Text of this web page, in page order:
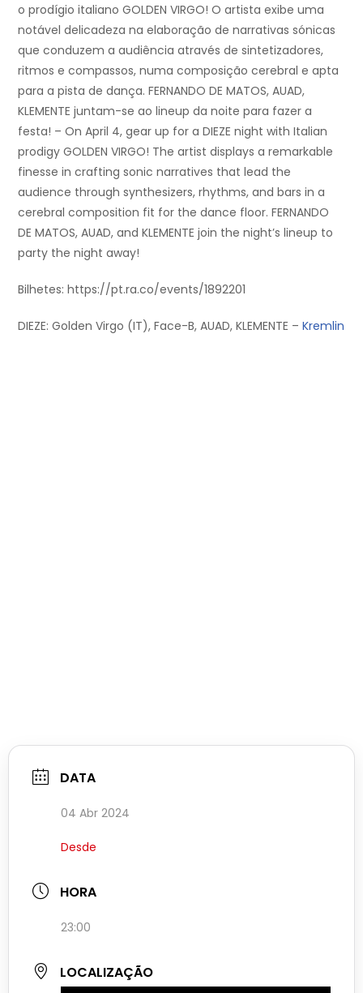
o prodígio italiano GOLDEN VIRGO! O artista exibe uma
notável delicadeza na elaboração de narrativas sónicas
que conduzem a audiência através de sintetizadores,
ritmos e compassos, numa composição cerebral e apta
para a pista de dança. FERNANDO DE MATOS, AUAD,
KLEMENTE juntam-se ao lineup da noite para fazer a
festa! – On April 4, gear up for a DIEZE night with Italian
prodigy GOLDEN VIRGO! The artist displays a remarkable
finesse in crafting sonic narratives that lead the
audience through synthesizers, rhythms, and bars in a
cerebral composition fit for the dance floor. FERNANDO
DE MATOS, AUAD, and KLEMENTE join the night’s lineup to
party the night away!
Bilhetes: https://pt.ra.co/events/1892201
DIEZE: Golden Virgo (IT), Face-B, AUAD, KLEMENTE – Kremlin
DATA
04 Abr 2024
Desde
HORA
23:00
LOCALIZAÇÃO